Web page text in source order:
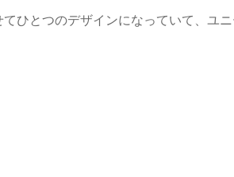
ひとつのデザインになっていて、ユ